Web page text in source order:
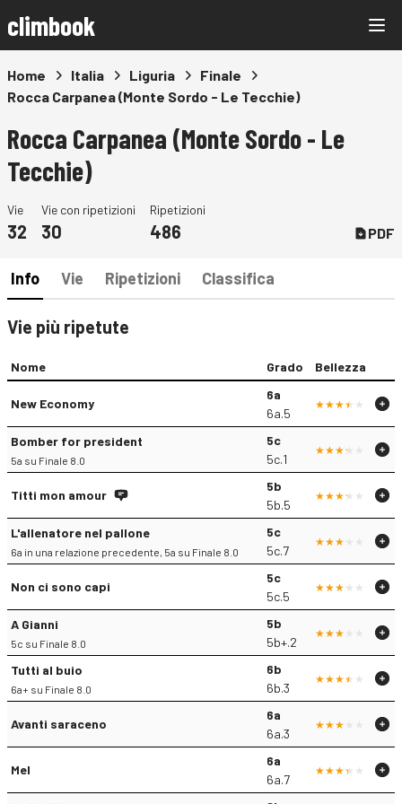
climbook
Home Italia Liguria
Finale
Rocca Carpanea (Monte Sordo - Le Tecchie)
Rocca Carpanea (Monte Sordo - Le
Tecchie)
Vie
32
Vie con ripetizioni
30
Ripetizioni
486 PDF
Info Vie Ripetizioni Classifica
Vie più ripetute
Nome Grado Bellezza
New Economy
6a
6a.5
Bomber for president
5a su Finale 8.0
5c
5c.1
Titti mon amour
5b
5b.5
L'allenatore nel pallone
6a in una relazione precedente, 5a su Finale 8.0
5c
5c.7
Non ci sono capi
5c
5c.5
A Gianni
5c su Finale 8.0
5b
5b+.2
Tutti al buio
6a+ su Finale 8.0
6b
6b.3
Avanti saraceno
6a
6a.3
Mel
6a
6a.7